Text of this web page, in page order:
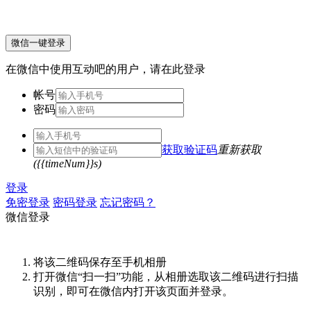
微信一键登录
在微信中使用互动吧的用户，请在此登录
帐号
密码
获取验证码重新获取
({{timeNum}}s)
登录
免密登录 密码登录 忘记密码？
微信登录
将该二维码保存至手机相册
打开微信“扫一扫”功能，从相册选取该二维码进行扫描
识别，即可在微信内打开该页面并登录。